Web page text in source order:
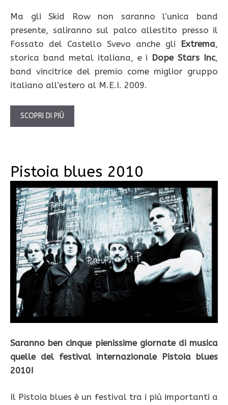
Ma gli Skid Row non saranno l’unica band
presente, saliranno sul palco allestito presso il
Fossato del Castello Svevo anche gli Extrema,
storica band metal italiana, e i Dope Stars Inc,
band vincitrice del premio come miglior gruppo
italiano all’estero al M.E.I. 2009.
SCOPRI DI PIÙ
Pistoia blues 2010
Saranno ben cinque pienissime giornate di musica
quelle del festival internazionale Pistoia blues
2010!
Il Pistoia blues è un festival tra i più importanti a